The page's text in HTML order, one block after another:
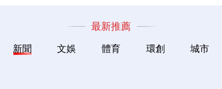
最新推薦
新聞 文娛 體育 環創 城市